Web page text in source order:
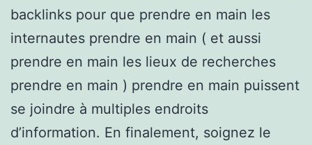
backlinks pour que prendre en main les
internautes prendre en main ( et aussi
prendre en main les lieux de recherches
prendre en main ) prendre en main puissent
se joindre à multiples endroits
d’information. En finalement, soignez le